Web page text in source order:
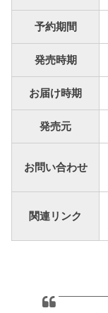
予約期間
発売時期
お届け時期
発売元
お問い合わせ
関連リンク